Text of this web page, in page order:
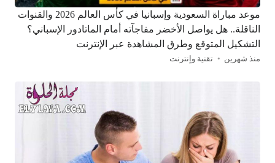
موعد مباراة السعودية وإسبانيا في كأس العالم 2026 والقنوات
الناقلة.. هل يواصل الأخضر مفاجآته أمام الماتادور الإسباني؟
التشكيل المتوقع وطرق المشاهدة عبر الإنترنت
منذ شهرين تقنية وإنترنت